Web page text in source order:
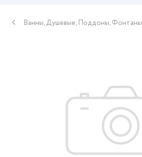
Ванны, Душевые, Поддоны, Фонтаны